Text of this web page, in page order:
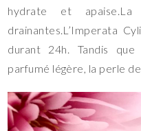
hydrate et
drainantes.L’Imperata
durant 24h. Tandis
parfumé légère, la perle